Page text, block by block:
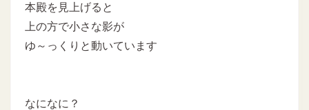
本殿を見上げると
上の方で小さな影が
ゆ～っくりと動いています
なになに？